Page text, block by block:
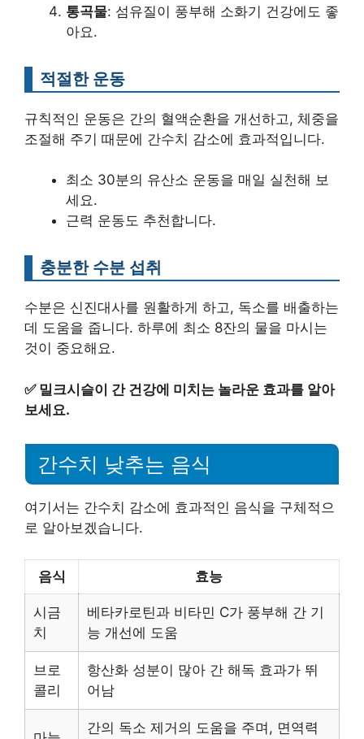
통곡물: 섬유질이 풍부해 소화기 건강에도 좋
아요.
적절한 운동
규칙적인 운동은 간의 혈액순환을 개선하고, 체중을
조절해 주기 때문에 간수치 감소에 효과적입니다.
최소 30분의 유산소 운동을 매일 실천해 보
세요.
근력 운동도 추천합니다.
충분한 수분 섭취
수분은 신진대사를 원활하게 하고, 독소를 배출하는
데 도움을 줍니다. 하루에 최소 8잔의 물을 마시는
것이 중요해요.
✅ 밀크시슬이 간 건강에 미치는 놀라운 효과를 알아
보세요.
간수치 낮추는 음식
여기서는 간수치 감소에 효과적인 음식을 구체적으
로 알아보겠습니다.
음식 효능
시금
치
베타카로틴과 비타민 C가 풍부해 간 기
능 개선에 도움
브로
콜리
항산화 성분이 많아 간 해독 효과가 뛰
어남
간의 독소 제거의 도움을 주며, 면역력